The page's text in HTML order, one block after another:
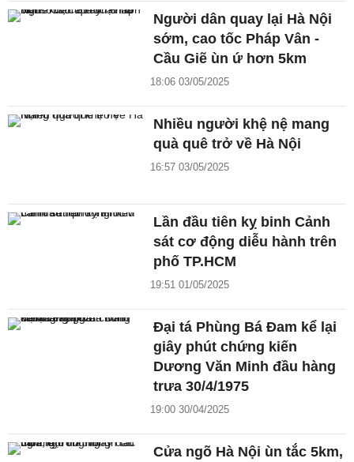
Người dân quay lại Hà Nội
sớm, cao tốc Pháp Vân -
Cầu Giẽ ùn ứ hơn 5km
18:06 03/05/2025
Nhiều người khệ nệ mang
quà quê trở về Hà Nội
16:57 03/05/2025
Lần đầu tiên kỵ binh Cảnh
sát cơ động diễu hành trên
phố TP.HCM
19:51 01/05/2025
Đại tá Phùng Bá Đam kể lại
giây phút chứng kiến
Dương Văn Minh đầu hàng
trưa 30/4/1975
19:00 30/04/2025
Cửa ngõ Hà Nội ùn tắc 5km,